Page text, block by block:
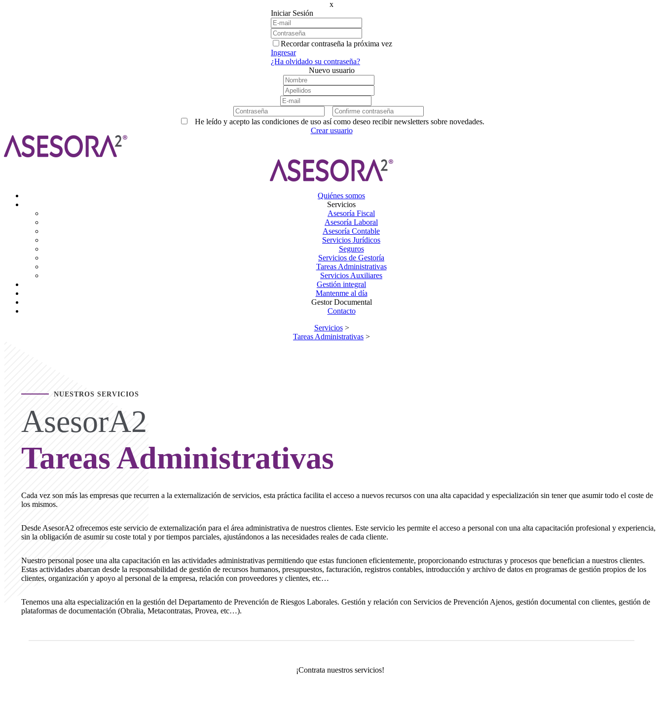
x
Iniciar Sesión
Recordar contraseña la próxima vez
Ingresar
¿Ha olvidado su contraseña?
Nuevo usuario
He leído y acepto las condiciones de uso así como deseo recibir newsletters sobre novedades.
Crear usuario
Quiénes somos
Servicios
Asesoría Fiscal
Asesoría Laboral
Asesoría Contable
Servicios Jurídicos
Seguros
Servicios de Gestoría
Tareas Administrativas
Servicios Auxiliares
Gestión integral
Mantenme al día
Gestor Documental
Contacto
Servicios>
Tareas Administrativas >
NUESTROS SERVICIOS
AsesorA2
Tareas Administrativas
Cada vez son más las empresas que recurren a la externalización de servicios, esta práctica facilita el acceso a nuevos recursos con una alta capacidad y especialización sin tener que asumir todo el coste de
los mismos.
Desde AsesorA2 ofrecemos este servicio de externalización para el área administrativa de nuestros clientes. Este servicio les permite el acceso a personal con una alta capacitación profesional y experiencia,
sin la obligación de asumir su coste total y por tiempos parciales, ajustándonos a las necesidades reales de cada cliente.
Nuestro personal posee una alta capacitación en las actividades administrativas permitiendo que estas funcionen eficientemente, proporcionando estructuras y procesos que benefician a nuestros clientes.
Estas actividades abarcan desde la responsabilidad de gestión de recursos humanos, presupuestos, facturación, registros contables, introducción y archivo de datos en programas de gestión propios de los
clientes, organización y apoyo al personal de la empresa, relación con proveedores y clientes, etc…
Tenemos una alta especialización en la gestión del Departamento de Prevención de Riesgos Laborales. Gestión y relación con Servicios de Prevención Ajenos, gestión documental con clientes, gestión de
plataformas de documentación (Obralia, Metacontratas, Provea, etc…).
¡Contrata nuestros servicios!